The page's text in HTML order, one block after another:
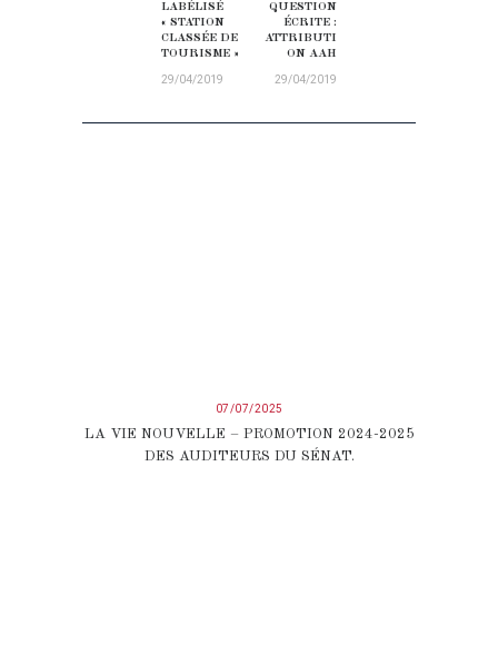
LABÉLISÉ
« STATION
CLASSÉE DE
TOURISME »
29/04/2019
QUESTION
ÉCRITE :
ATTRIBUTI
ON AAH
29/04/2019
07/07/2025
LA VIE NOUVELLE – PROMOTION 2024-2025
DES AUDITEURS DU SÉNAT.